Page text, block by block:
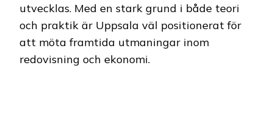
utvecklas. Med en stark grund i både teori
och praktik är Uppsala väl positionerat för
att möta framtida utmaningar inom
redovisning och ekonomi.